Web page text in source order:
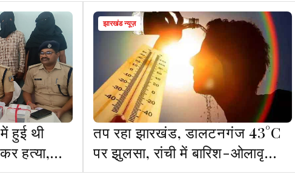
हुई थी
हत्या,
झारखंड न्यूज़
तप रहा झारखंड, डालटनगंज 43°C
पर झुलसा, रांची में बारिश-ओलावृष्टि
का अलर्ट